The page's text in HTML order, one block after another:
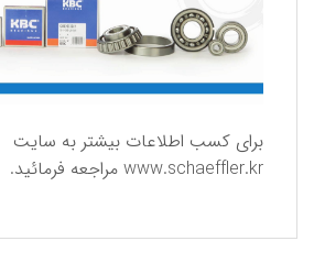
برای كسب اطلاعات بیشتر به سایت
www.schaeffler.kr مراجعه فرمائید.